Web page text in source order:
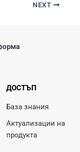
NEXT
ДОСТЪП
База знания
Актуализации на
продукта